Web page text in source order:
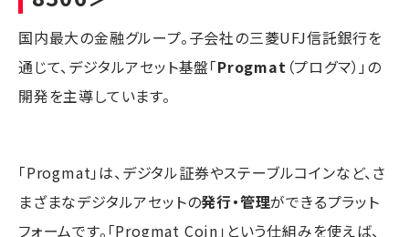
国内最大の金融グループ。子会社の三菱UFJ信託銀行を
通じて、デジタルアセット基盤「Progmat （プログマ）」の
開発を主導しています。
「Progmat」は、デジタル証券やステーブルコインなど、さ
まざまなデジタルアセットの発行・管理ができるプラット
フォームです。「Progmat Coin」という仕組みを使えば、